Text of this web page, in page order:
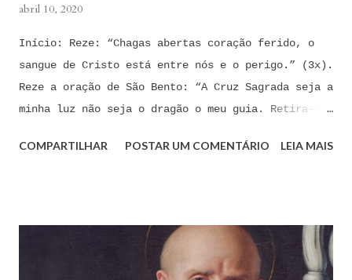
abril 10, 2020
Início: Reze: “Chagas abertas coração ferido, o
sangue de Cristo está entre nós e o perigo.” (3x).
Reze a oração de São Bento: “A Cruz Sagrada seja a
minha luz não seja o dragão o meu guia. Retira-te
que me ofereces, bebe tu mesmo o teu veneno.” Reze
Aleluia!” Proclame com fé e autoridade: “O Senhor
te confunda satã, confunda-te o Senhor.” (Zacarias
COMPARTILHAR POSTAR UM COMENTÁRIO LEIA MAIS